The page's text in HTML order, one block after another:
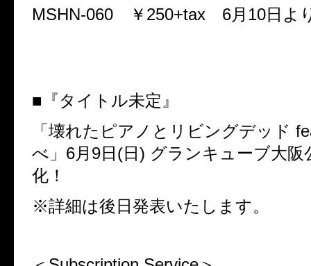
MSHN-060 ￥ 250+tax 6月 10日よ
■『タイトル未定』
「壊れたピアノとリビングデッド
べ」 6月 9日 (日 ) グランキューブ大阪
化！
※詳細は後日発表いたします。